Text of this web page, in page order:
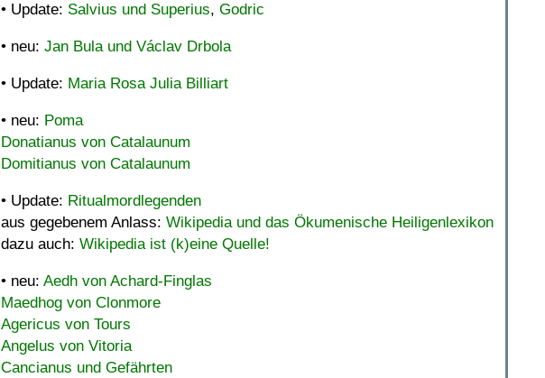
• Update: Salvius und Superius, Godric
• neu: Jan Bula und Václav Drbola
• Update: Maria Rosa Julia Billiart
• neu: Poma
Donatianus von Catalaunum
Domitianus von Catalaunum
• Update: Ritualmordlegenden
aus gegebenem Anlass: Wikipedia und das Ökumenische Heiligenlexikon
dazu auch: Wikipedia ist (k)eine Quelle!
• neu: Aedh von Achard-Finglas
Maedhog von Clonmore
Agericus von Tours
Angelus von Vitoria
Cancianus und Gefährten